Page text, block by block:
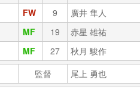
FW 9
廣井 隼人
MF 19
赤星 雄祐
MF 27
秋月 駿作
監督
尾上 勇也